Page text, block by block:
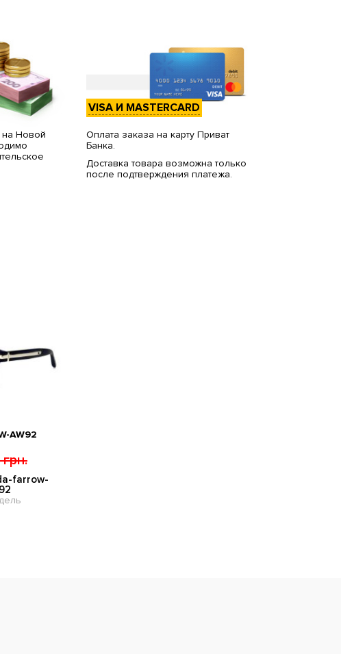
Новой
VISA И MASTERCARD
Оплата заказа на карту Приват
Банка.
Доставка товара возможна только
после подтверждения платежа.
AW92
farrow-